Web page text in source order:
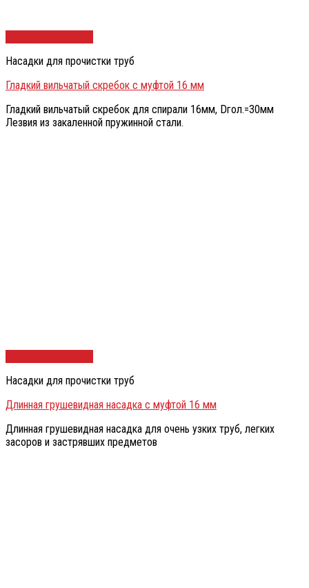
Насадки для прочистки труб
Гладкий вильчатый скребок с муфтой 16 мм
Гладкий вильчатый скребок для спирали 16мм, Dгол.=30мм
Лезвия из закаленной пружинной стали.
Насадки для прочистки труб
Длинная грушевидная насадка с муфтой 16 мм
Длинная грушевидная насадка для очень узких труб, легких
засоров и застрявших предметов